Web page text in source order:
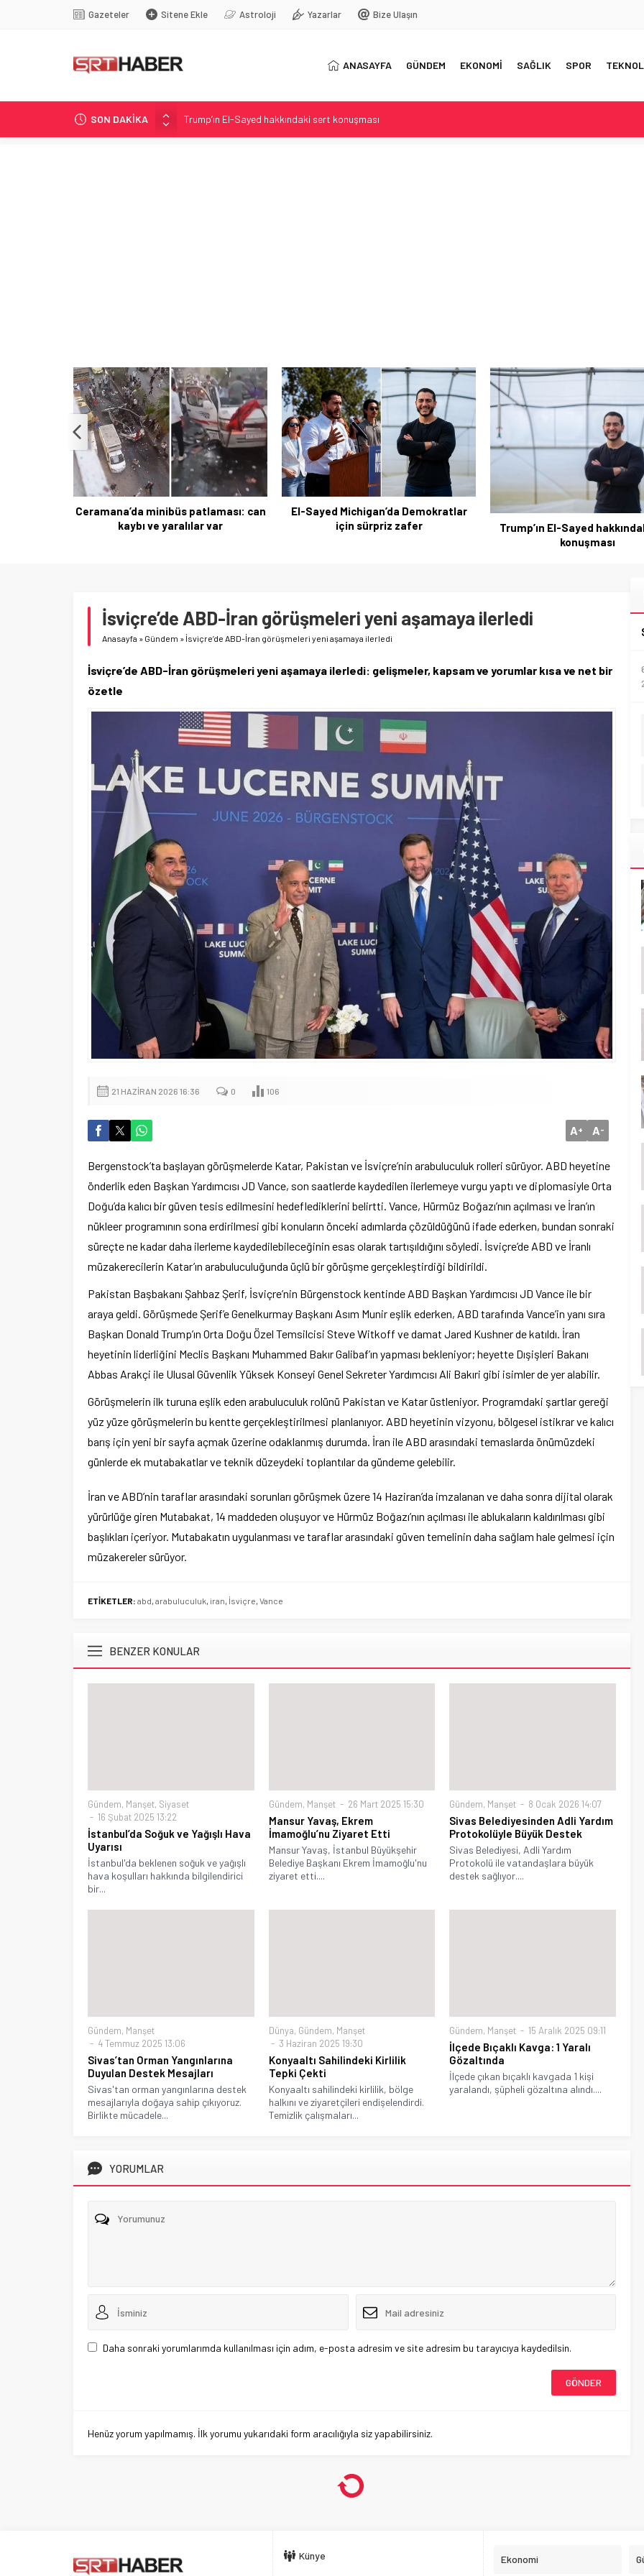
Gazeteler Sitene Ekle Astroloji Yazarlar Bize Ulaşın
ANASAYFA GÜNDEM EKONOMİ SAĞLIK SPOR
SON DAKİKA
Trump’ın El-Sayed hakkındaki sert konuşması
Antalya’da Kris Bennett: 4. Evre Beyin Tümörüyle Mücadele
El-Sayed Michigan’da Demokratlar
için sürpriz zafer
Trump’ın El-Sayed hakkındaki sert
İzmir soruşturmasında yeni
Ağbaba ile bağlantılar öne
İsviçre’de ABD-İran görüşmeleri yeni aşamaya ilerledi
Anasayfa » Gündem » İsviçre’de ABD-İran görüşmeleri yeni aşamaya ilerledi
İsviçre’de ABD-İran görüşmeleri yeni aşamaya ilerledi: gelişmeler, kapsam ve yorumlar kısa ve net bir
özetle
21 HAZIRAN 2026 16:36 0 106
A+ A-
Ber­genstock’ta başlayan görüşmelerde Katar, Pakistan ve İsviçre’nin arabuluculuk rolleri sürüyor. ABD heyetine
önderlik eden Başkan Yardımcısı JD Vance, son saatlerde kaydedilen ilerlemeye vurgu yaptı ve diplomasiyle Orta
Doğu’da kalıcı bir güven tesis edilmesini hedeflediklerini belirtti. Vance, Hürmüz Boğazı’nın açılması ve İran’ın
nükleer programının sona erdirilmesi gibi konuların önceki adımlarda çözüldüğünü ifade ederken, bundan sonraki
süreçte ne kadar daha ilerleme kaydedilebileceğinin esas olarak tartışıldığını söyledi. İsviçre’de ABD ve İranlı
müzakerecilerin Katar’ın arabuluculuğunda üçlü bir görüşme gerçekleştirdiği bildirildi.
Pakistan Başbakanı Şahbaz Şerif, İsviçre’nin Bürgenstock kentinde ABD Başkan Yardımcısı JD Vance ile bir
araya geldi. Görüşmede Şerif’e Genelkurmay Başkanı Asım Munir eşlik ederken, ABD tarafında Vance’in yanı sıra
Başkan Donald Trump’ın Orta Doğu Özel Temsilcisi Steve Witkoff ve damat Jared Kushner de katıldı. İran
heyetinin liderliğini Meclis Başkanı Muhammed Bakır Galibaf’ın yapması bekleniyor; heyette Dışişleri Bakanı
Abbas Arakçi ile Ulusal Güvenlik Yüksek Konseyi Genel Sekreter Yardımcısı Ali Bakıri gibi isimler de yer alabilir.
Görüşmelerin ilk turuna eşlik eden arabuluculuk rolünü Pakistan ve Katar üstleniyor. Programdaki şartlar gereği
yüz yüze görüşmelerin bu kentte gerçekleştirilmesi planlanıyor. ABD heyetinin vizyonu, bölgesel istikrar ve kalıcı
barış için yeni bir sayfa açmak üzerine odaklanmış durumda. İran ile ABD arasındaki temaslarda önümüzdeki
günlerde ek mutabakatlar ve teknik düzeydeki toplantılar da gündeme gelebilir.
İran ve ABD’nin taraflar arasındaki sorunları görüşmek üzere 14 Haziran’da imzalanan ve daha sonra dijital olarak
yürürlüğe giren Mutabakat, 14 maddeden oluşuyor ve Hürmüz Boğazı’nın açılması ile ablukaların kaldırılması gibi
başlıkları içeriyor. Mutabakatın uygulanması ve taraflar arasındaki güven temelinin daha sağlam hale gelmesi için
müzakereler sürüyor.
ETİKETLER: abd, arabuluculuk, iran, İsviçre, Vance
BENZER KONULAR
Gündem, Manşet, Siyaset
16 Şubat 2025 13:22
İstanbul’da Soğuk ve Yağışlı Hava
Uyarısı
İstanbul'da beklenen soğuk ve yağışlı
hava koşulları hakkında bilgilendirici
bir...
Gündem, Manşet 26 Mart 2025 15:30
Mansur Yavaş, Ekrem
İmamoğlu’nu Ziyaret Etti
Mansur Yavaş, İstanbul Büyükşehir
Belediye Başkanı Ekrem İmamoğlu'nu
ziyaret etti....
Gündem, Manşet 8 Ocak 2026 14:07
Sivas Belediyesinden Adli Yardım
Protokolüyle Büyük Destek
Sivas Belediyesi, Adli Yardım
Protokolü ile vatandaşlara büyük
destek sağlıyor....
Gündem, Manşet
4 Temmuz 2025 13:06
Sivas’tan Orman Yangınlarına
Duyulan Destek Mesajları
Sivas'tan orman yangınlarına destek
mesajlarıyla doğaya sahip çıkıyoruz.
Birlikte mücadele...
Dünya, Gündem, Manşet
3 Haziran 2025 19:30
Konyaaltı Sahilindeki Kirlilik
Tepki Çekti
Konyaaltı sahilindeki kirlilik, bölge
halkını ve ziyaretçileri endişelendirdi.
Temizlik çalışmaları...
Gündem, Manşet 15 Aralık 2025 09:11
İlçede Bıçaklı Kavga: 1 Yaralı
Gözaltında
İlçede çıkan bıçaklı kavgada 1 kişi
yaralandı, şüpheli gözaltına alındı....
YORUMLAR
Daha sonraki yorumlarımda kullanılması için adım, e-posta adresim ve site adresim bu tarayıcıya kaydedilsin.
Henüz yorum yapılmamış. İlk yorumu yukarıdaki form aracılığıyla siz yapabilirsiniz.
Künye Ekonomi